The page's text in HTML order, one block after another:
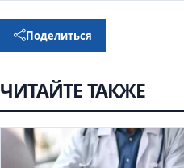
Поделиться
ЧИТАЙТЕ ТАКЖЕ